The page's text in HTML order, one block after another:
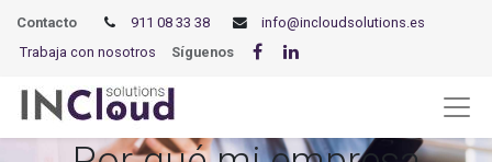
Contacto 911 08 33 38
info@incloudsolutions.es
Trabaja con nosotros
Síguenos